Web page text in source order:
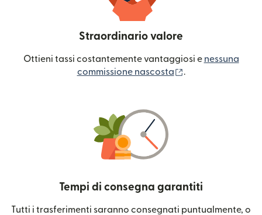
Straordinario valore
Ottieni tassi costantemente vantaggiosi e nessuna
commissione nascosta
.
Tempi di consegna garantiti
Tutti i trasferimenti saranno consegnati puntualmente, o